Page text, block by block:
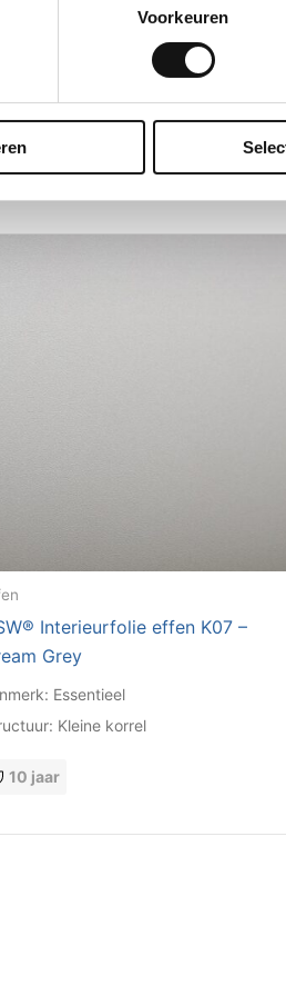
Voorkeuren
Interieurfolie effen K07 –
Grey
Essentieel
Kleine korrel
10 jaar